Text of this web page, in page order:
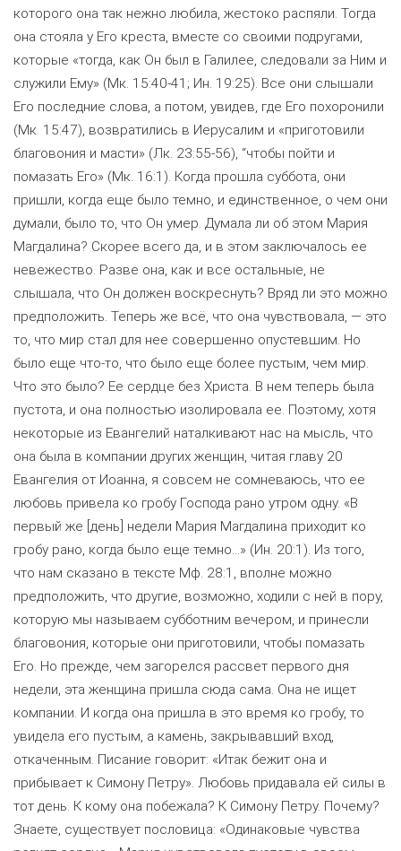
которого она так нежно любила, жестоко распяли. Тогда
она стояла у Его креста, вместе со своими подругами,
которые «тогда, как Он был в Галилее, следовали за Ним и
служили Ему» (Мк. 15:40-41; Ин. 19:25). Все они слышали
Его последние слова, а потом, увидев, где Его похоронили
(Мк. 15:47), возвратились в Иерусалим и «приготовили
благовония и масти» (Лк. 23:55-56), “чтобы пойти и
помазать Его» (Мк. 16:1). Когда прошла суббота, они
пришли, когда еще было темно, и единственное, о чем они
думали, было то, что Он умер. Думала ли об этом Мария
Магдалина? Скорее всего да, и в этом заключалось ее
невежество. Разве она, как и все остальные, не
слышала, что Он должен воскреснуть? Вряд ли это можно
предположить. Теперь же всё, что она чувствовала, — это
то, что мир стал для нее совершенно опустевшим. Но
было еще что-то, что было еще более пустым, чем мир.
Что это было? Ее сердце без Христа. В нем теперь была
пустота, и она полностью изолировала ее. Поэтому, хотя
некоторые из Евангелий наталкивают нас на мысль, что
она была в компании других женщин, читая главу 20
Евангелия от Иоанна, я совсем не сомневаюсь, что ее
любовь привела ко гробу Господа рано утром одну. «В
первый же [день] недели Мария Магдалина приходит ко
гробу рано, когда было еще темно…» (Ин. 20:1). Из того,
что нам сказано в тексте Мф. 28:1, вполне можно
предположить, что другие, возможно, ходили с ней в пору,
которую мы называем субботним вечером, и принесли
благовония, которые они приготовили, чтобы помазать
Его. Но прежде, чем загорелся рассвет первого дня
недели, эта женщина пришла сюда сама. Она не ищет
компании. И когда она пришла в это время ко гробу, то
увидела его пустым, а камень, закрывавший вход,
откаченным. Писание говорит: «Итак бежит она и
прибывает к Симону Петру». Любовь придавала ей силы в
тот день. К кому она побежала? К Симону Петру. Почему?
Знаете, существует пословица: «Одинаковые чувства